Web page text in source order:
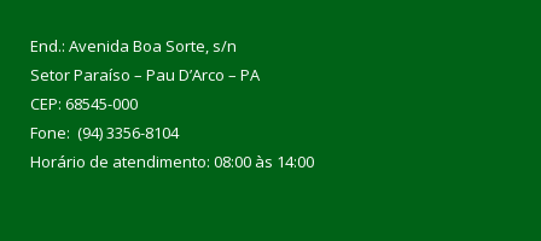
End.: Avenida Boa Sorte, s/n
Setor Paraíso – Pau D’Arco – PA
CEP: 68545-000
Fone: (94) 3356-8104
Horário de atendimento: 08:00 às 14:00